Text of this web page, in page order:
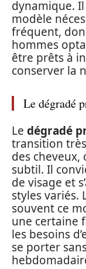
dynamique.
modèle
fréquent,
hommes
être prêts à
conserver la
Le dégradé
Le dégradé
transition
des
subtil. Il
de visage et
styles variés.
souvent ce
une certaine
les besoins
se porter